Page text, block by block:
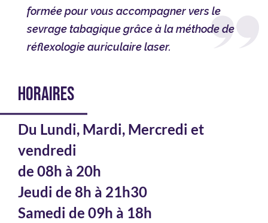
formée pour vous accompagner vers le
sevrage tabagique grâce à la méthode de
réflexologie auriculaire laser.
HORAIRES
Du Lundi, Mardi, Mercredi et
vendredi
de 08h à 20h
Jeudi de 8h à 21h30
Samedi de 09h à 18h